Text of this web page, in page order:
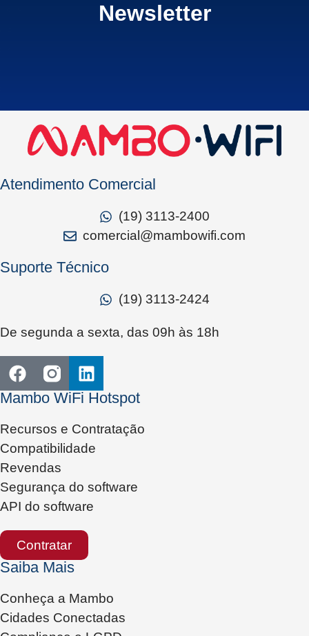
Newsletter
Atendimento Comercial
(19) 3113-2400
comercial@mambowifi.com
Suporte Técnico
(19) 3113-2424
De segunda a sexta, das 09h às 18h
Mambo WiFi Hotspot
Recursos e Contratação
Compatibilidade
Revendas
Segurança do software
API do software
Contratar
Saiba Mais
Conheça a Mambo
Cidades Conectadas